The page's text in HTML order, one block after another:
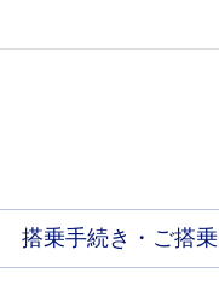
搭乗手続き・ご搭乗